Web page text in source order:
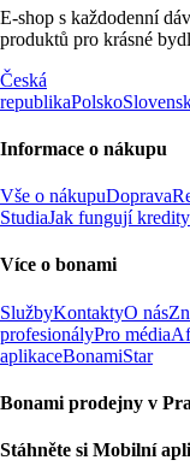
E-shop s každodenní
produktů pro krásné
Česká
republikaPolsko
Informace o nákupu
Vše o nákupuDoprava
StudiaJak fungují kredity
Více o bonami
SlužbyKontaktyO nás
profesionályPro média
aplikaceBonamiStar
Bonami prodejny v
Stáhněte si Mobilní